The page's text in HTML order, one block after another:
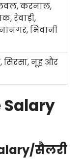
करनाल,
रेवाड़ी,
भिवानी
सिरसा, नूह और
Salary
सैलरी